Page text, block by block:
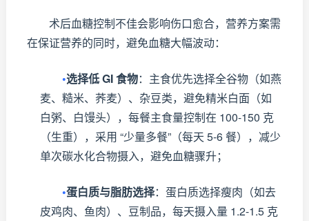
术后血糖控制不佳会影响伤口愈合，营养方案需
在保证营养的同时，避免血糖大幅波动：
•选择低 GI 食物：主食优先选择全谷物（如燕
麦、糙米、荞麦）、杂豆类，避免精米白面（如
白粥、白馒头），每餐主食量控制在 100-150 克
（生重），采用 “少量多餐”（每天 5-6 餐），减少
单次碳水化合物摄入，避免血糖骤升；
•蛋白质与脂肪选择：蛋白质选择瘦肉（如去
皮鸡肉、鱼肉）、豆制品，每天摄入量 1.2-1.5 克